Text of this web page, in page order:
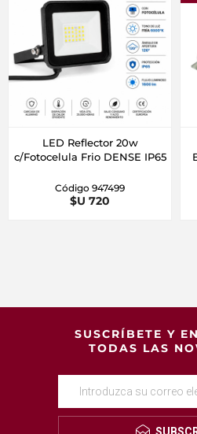
LED Reflector 20w
c/Fotocelula Frio DENSE IP65
Código 947499
$U 720
SUSCRÍBETE Y
TODAS LAS